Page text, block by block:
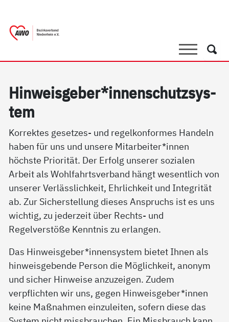
SucheSuche
Hin­weis­ge­ber*in­nen­schutz­sys­
tem
Korrektes gesetzes- und regelkonformes Handeln
haben für uns und unsere Mitarbeiter*innen
höchste Priorität. Der Erfolg unserer sozialen
Arbeit als Wohlfahrtsverband hängt wesentlich von
unserer Verlässlichkeit, Ehrlichkeit und Integrität
ab. Zur Sicherstellung dieses Anspruchs ist es uns
wichtig, zu jederzeit über Rechts- und
Regelverstöße Kenntnis zu erlangen.
Das Hinweisgeber*innensystem bietet Ihnen als
hinweisgebende Person die Möglichkeit, anonym
und sicher Hinweise anzuzeigen. Zudem
verpflichten wir uns, gegen Hinweisgeber*innen
keine Maßnahmen einzuleiten, sofern diese das